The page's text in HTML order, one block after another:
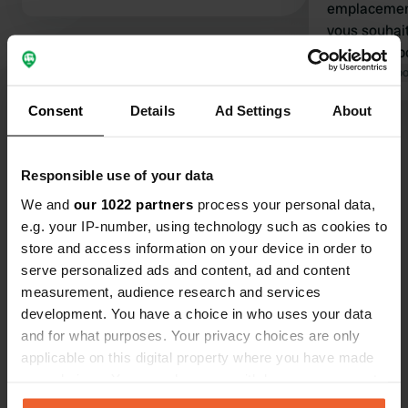
Consent Details Ad Settings About
Responsible use of your data
We and our 1022 partners process your personal data,
e.g. your IP-number, using technology such as cookies to
store and access information on your device in order to
serve personalized ads and content, ad and content
measurement, audience research and services
development. You have a choice in who uses your data
and for what purposes. Your privacy choices are only
applicable on this digital property where you have made
any time from the Cookie Declaration or by clicking on
vous
Si vous ne
vélos, ils
par nuit
place à 8
Traduit par
Contact
Route d'Ars
Copie